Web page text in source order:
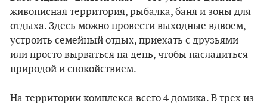
живописная территория, рыбалка, баня и зоны для
отдыха. Здесь можно провести выходные вдвоем,
устроить семейный отдых, приехать с друзьями
или просто вырваться на день, чтобы насладиться
природой и спокойствием.
На территории комплекса всего 4 домика. В трех из